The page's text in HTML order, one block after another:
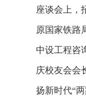
座谈会上，
原国家铁路
中设工程咨
庆校友会会
扬新时代“